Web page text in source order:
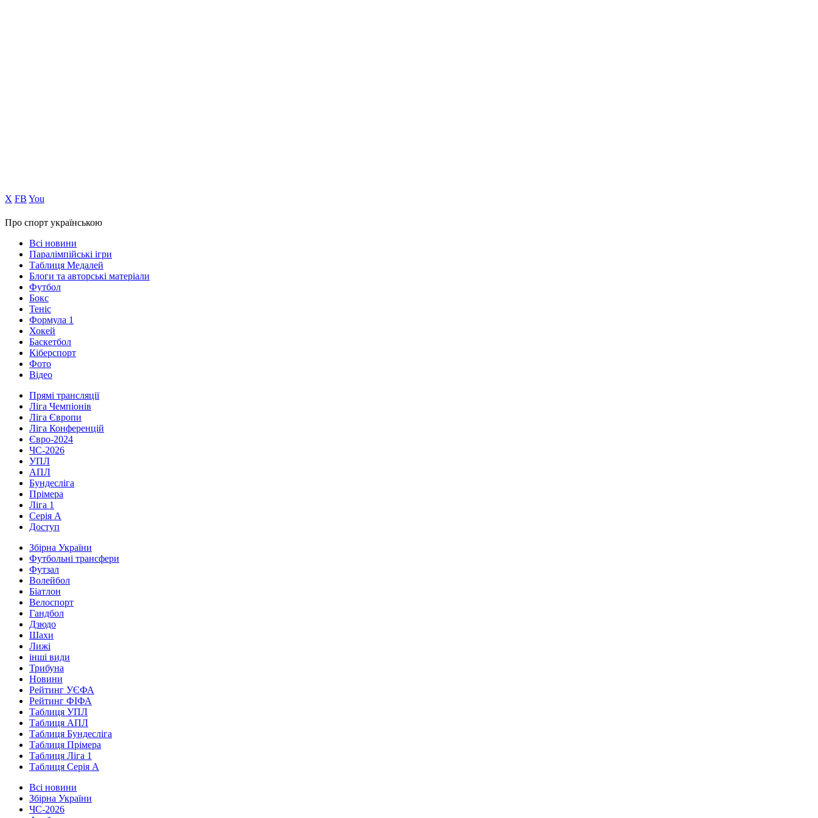
Х FB You
Про спорт українською
Всі новини
Паралімпійські ігри
Таблиця Медалей
Блоги та авторські матеріали
Футбол
Бокс
Теніс
Формула 1
Хокей
Баскетбол
Кіберспорт
Фото
Відео
Прямі трансляції
Ліга Чемпіонів
Ліга Європи
Ліга Конференцій
Євро-2024
ЧС-2026
УПЛ
АПЛ
Бундесліга
Прімера
Ліга 1
Серія А
Доступ
Збірна України
Футбольні трансфери
Футзал
Волейбол
Біатлон
Велоспорт
Гандбол
Дзюдо
Шахи
Лижі
інші види
Трибуна
Новини
Рейтинг УЄФА
Рейтинг ФІФА
Таблиця УПЛ
Таблиця АПЛ
Таблиця Бундесліга
Таблиця Прімера
Таблиця Ліга 1
Таблиця Серія А
Всі новини
Збірна України
ЧС-2026